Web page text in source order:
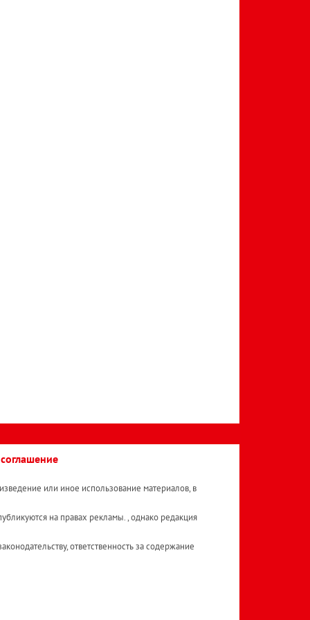
или иное использование материалов, в
на правах рекламы. , однако редакция
ответственность за содержание